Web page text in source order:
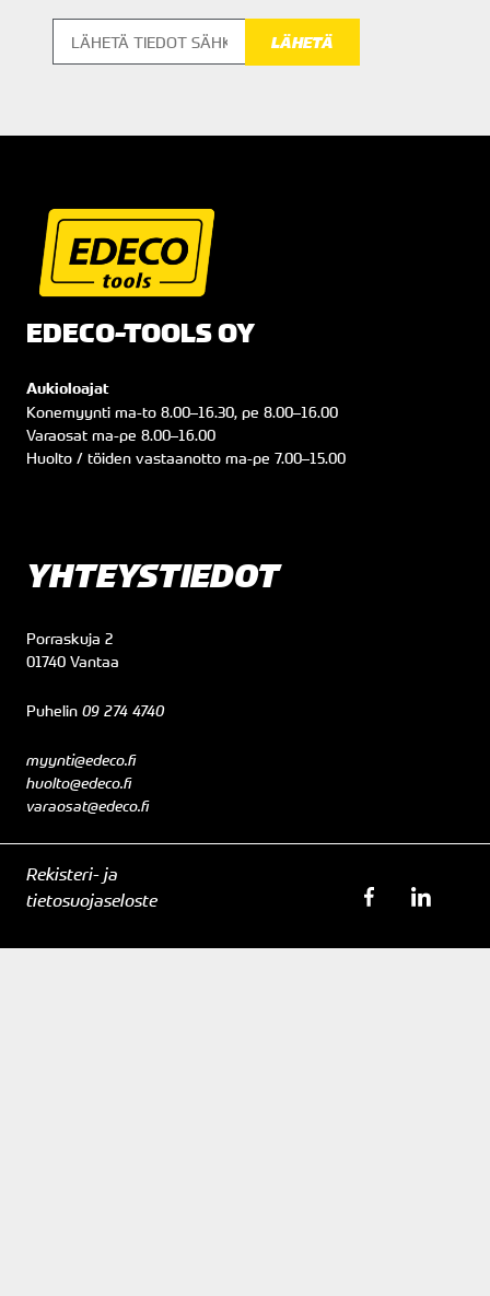
EDECO-TOOLS OY
Aukioloajat
Konemyynti ma-to 8.00–16.30, pe 8.00–16.00
Varaosat ma-pe 8.00–16.00
Huolto / töiden vastaanotto ma-pe 7.00–15.00
YHTEYSTIEDOT
Porraskuja 2
01740 Vantaa
Puhelin 09 274 4740
myynti@edeco.fi
huolto@edeco.fi
varaosat@edeco.fi
Rekisteri- ja
tietosuojaseloste